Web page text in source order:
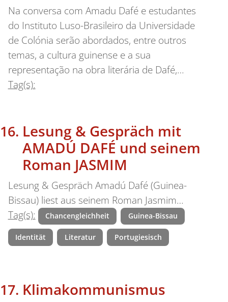
Na conversa com Amadu Dafé e estudantes
do Instituto Luso-Brasileiro da Universidade
de Colónia serão abordados, entre outros
temas, a cultura guinense e a sua
representação na obra literária de Dafé,…
Tag(s):
Lesung & Gespräch mit
AMADÚ DAFÉ und seinem
Roman JASMIM
Lesung & Gespräch Amadú Dafé (Guinea-
Bissau) liest aus seinem Roman Jasmim…
Tag(s):
Chancengleichheit Guinea-Bissau
Identität Literatur Portugiesisch
Klimakommunismus